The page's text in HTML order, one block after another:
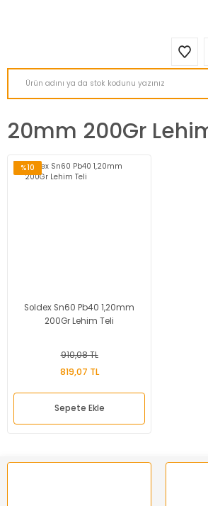
20mm 200Gr
%10
Soldex Sn60 Pb40 1,20mm
200Gr Lehim Teli
910,08 TL
819,07 TL
Sepete Ekle